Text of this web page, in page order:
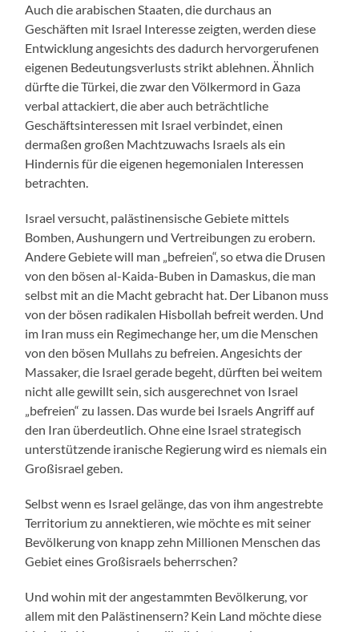
Auch die arabischen Staaten, die durchaus an
Geschäften mit Israel Interesse zeigten, werden diese
Entwicklung angesichts des dadurch hervorgerufenen
eigenen Bedeutungsverlusts strikt ablehnen. Ähnlich
dürfte die Türkei, die zwar den Völkermord in Gaza
verbal attackiert, die aber auch beträchtliche
Geschäftsinteressen mit Israel verbindet, einen
dermaßen großen Machtzuwachs Israels als ein
Hindernis für die eigenen hegemonialen Interessen
betrachten.
Israel versucht, palästinensische Gebiete mittels
Bomben, Aushungern und Vertreibungen zu erobern.
Andere Gebiete will man „befreien“, so etwa die Drusen
von den bösen al-Kaida-Buben in Damaskus, die man
selbst mit an die Macht gebracht hat. Der Libanon muss
von der bösen radikalen Hisbollah befreit werden. Und
im Iran muss ein Regimechange her, um die Menschen
von den bösen Mullahs zu befreien. Angesichts der
Massaker, die Israel gerade begeht, dürften bei weitem
nicht alle gewillt sein, sich ausgerechnet von Israel
„befreien“ zu lassen. Das wurde bei Israels Angriff auf
den Iran überdeutlich. Ohne eine Israel strategisch
unterstützende iranische Regierung wird es niemals ein
Großisrael geben.
Selbst wenn es Israel gelänge, das von ihm angestrebte
Territorium zu annektieren, wie möchte es mit seiner
Bevölkerung von knapp zehn Millionen Menschen das
Gebiet eines Großisraels beherrschen?
Und wohin mit der angestammten Bevölkerung, vor
allem mit den Palästinensern? Kein Land möchte diese